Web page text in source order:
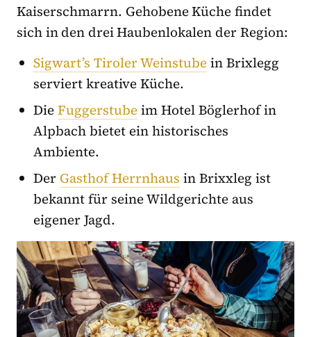
Kaiserschmarrn. Gehobene Küche findet
sich in den drei Haubenlokalen der Region:
Sigwart’s Tiroler Weinstubein Brixlegg
serviert kreative Küche.
DieFuggerstubeim Hotel Böglerhof in
Alpbach bietet ein historisches
Ambiente.
Der Gasthof Herrnhaus in Brixxleg ist
bekannt für seine Wildgerichte aus
eigener Jagd.